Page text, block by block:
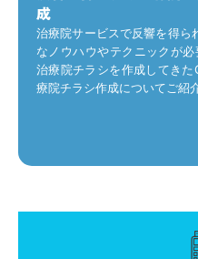
成
治療院サービスで反響を得ら
なノウハウやテクニックが
治療院チラシを作成してき
療院チラシ作成についてご紹介